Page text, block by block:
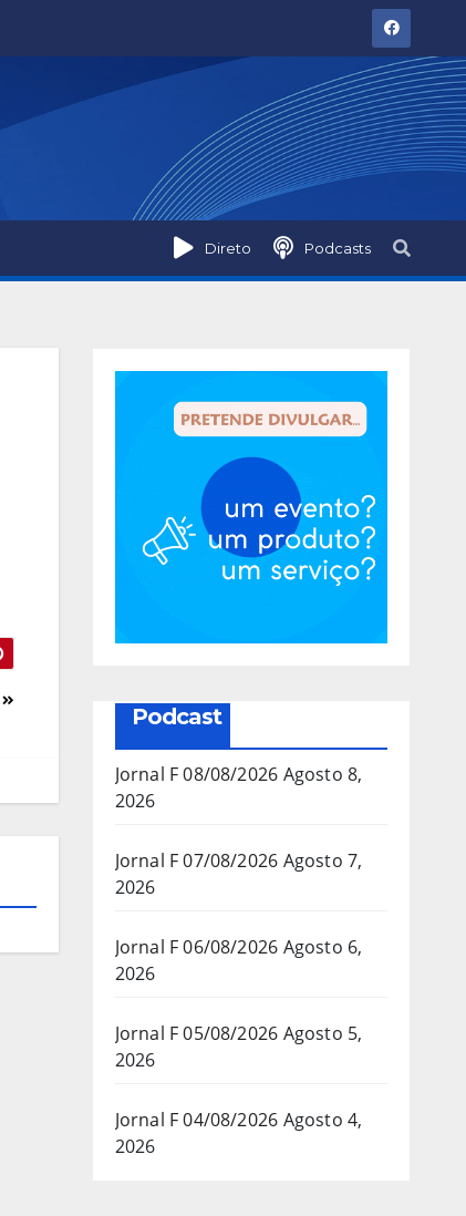
Direto Podcasts
Podcast
Jornal F 08/08/2026 Agosto 8,
2026
Jornal F 07/08/2026 Agosto 7,
2026
Jornal F 06/08/2026 Agosto 6,
2026
Jornal F 05/08/2026 Agosto 5,
2026
Jornal F 04/08/2026 Agosto 4,
2026